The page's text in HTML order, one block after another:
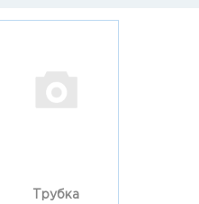
Трубка